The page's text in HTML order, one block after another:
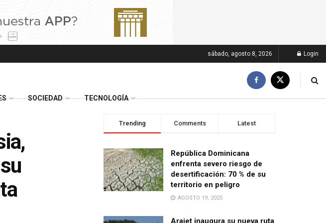
sábado, agosto 8, 2026 Login
SOCIEDAD TECNOLOGÍA
Trending Comments Latest
República Dominicana
enfrenta severo riesgo de
desertificación: 70 % de su
territorio en peligro
AGOSTO 19, 2025
Arajet inaugura su nueva ruta